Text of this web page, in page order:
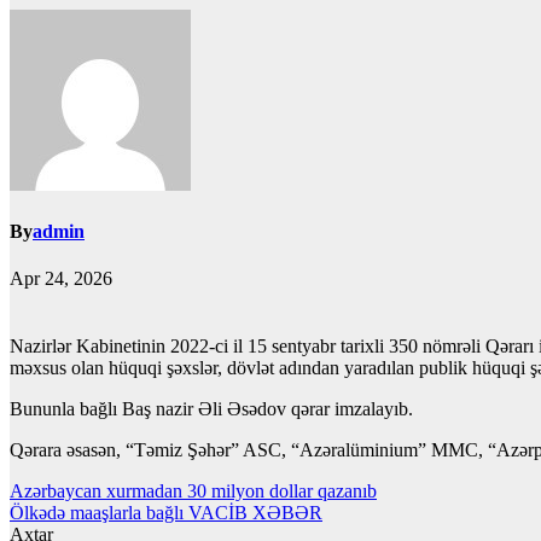
Byadmin
Apr 24, 2026
Nazirlər Kabinetinin 2022-ci il 15 sentyabr tarixli 350 nömrəli Qərarı
məxsus olan hüquqi şəxslər, dövlət adından yaradılan publik
Bununla bağlı Baş nazir Əli Əsədov qərar imzalayıb.
Qərara əsasən, “Тəmiz Şəhər” ASC, “Azəralüminium” MMC,
Yazı
naviqasiyası
Azərbaycan xurmadan 30 milyon dollar qazanıb
Ölkədə maaşlarla bağlı VACİB XƏBƏR
Axtar